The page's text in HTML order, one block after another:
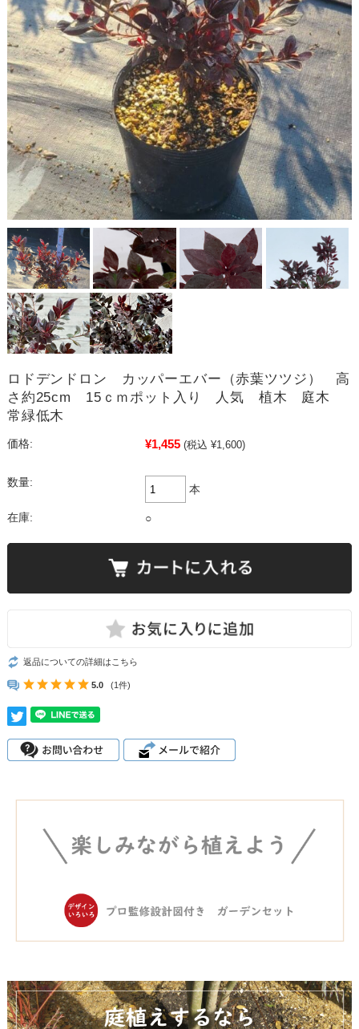
ロドデンドロン カッパーエバー（赤葉ツツジ） 高
さ約25cm 15ｃｍポット入り 人気 植木 庭木
常緑低木
価格: ¥1,455 (税込 ¥1,600)
数量:
本
在庫: ○
返品についての詳細はこちら
5.0 (1件)